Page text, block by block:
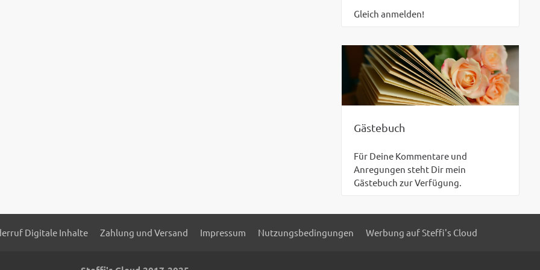
Gleich anmelden!
Gästebuch
Für Deine Kommentare und
Anregungen steht Dir mein
Gästebuch zur Verfügung.
Digitale Inhalte Zahlung und Versand Impressum Nutzungsbedingungen Werbung auf Steffi's Cloud